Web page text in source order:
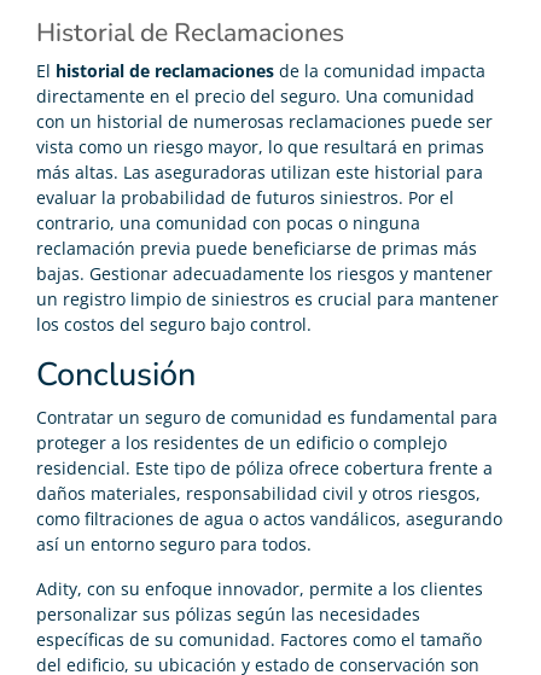
Historial de Reclamaciones
El historial de reclamaciones de la comunidad impacta
directamente en el precio del seguro. Una comunidad
con un historial de numerosas reclamaciones puede ser
vista como un riesgo mayor, lo que resultará en primas
más altas. Las aseguradoras utilizan este historial para
evaluar la probabilidad de futuros siniestros. Por el
contrario, una comunidad con pocas o ninguna
reclamación previa puede beneficiarse de primas más
bajas. Gestionar adecuadamente los riesgos y mantener
un registro limpio de siniestros es crucial para mantener
los costos del seguro bajo control.
Conclusión
Contratar un seguro de comunidad es fundamental para
proteger a los residentes de un edificio o complejo
residencial. Este tipo de póliza ofrece cobertura frente a
daños materiales, responsabilidad civil y otros riesgos,
como filtraciones de agua o actos vandálicos, asegurando
así un entorno seguro para todos.
Adity, con su enfoque innovador, permite a los clientes
personalizar sus pólizas según las necesidades
específicas de su comunidad. Factores como el tamaño
del edificio, su ubicación y estado de conservación son